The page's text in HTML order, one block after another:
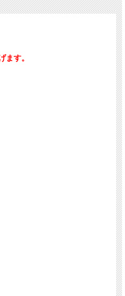
す。